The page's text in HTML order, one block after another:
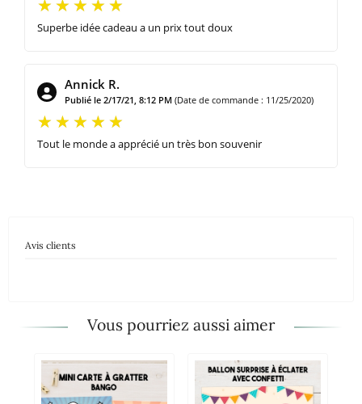
Superbe idée cadeau a un prix tout doux
Annick R.
Publié le 2/17/21, 8:12 PM (Date de commande : 11/25/2020)
Tout le monde a apprécié un très bon souvenir
Avis clients
Vous pourriez aussi aimer